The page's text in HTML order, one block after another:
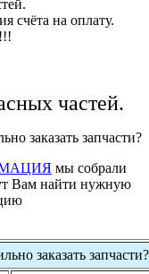
счёта на оплату.
частей.
заказать запчасти?
мы собрали
Вам найти нужную
заказать запчасти?